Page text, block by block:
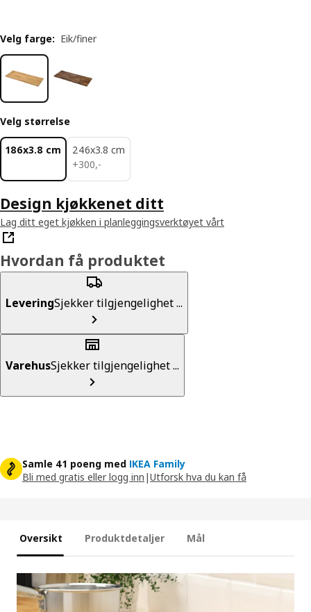
Velg farge: Eik/finer
Velg størrelse
186x3.8 cm
246x3.8 cm
+300,-
300,-
Design kjøkkenet ditt
Lag ditt eget kjøkken i planleggingsverktøyet vårt
Hvordan få produktet
LeveringSjekker tilgjengelighet ...
VarehusSjekker tilgjengelighet ...
Samle 41 poeng med IKEA Family
Bli med gratis eller logg inn |Utforsk hva du kan få
Oversikt Produktdetaljer Mål